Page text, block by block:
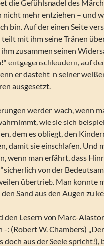
die Gefühlsnadel des
nicht mehr entziehen – und
bin. Auf der einen Seite
teilt mit ihm seine Tränen
zusammen seinen
entgegenschleudern, auf
er dasteht in seiner
ausgesetzt.
werden wach, wenn
wie sie sich
dem es obliegt, den
damit sie einschlafen. Und
wenn man erfährt, dass
von der
übertrieb. Man konnte
Sand aus den Augen zu
den Lesern von Marc-Alastor
-: (Robert W. Chambers)
doch aus der Seele